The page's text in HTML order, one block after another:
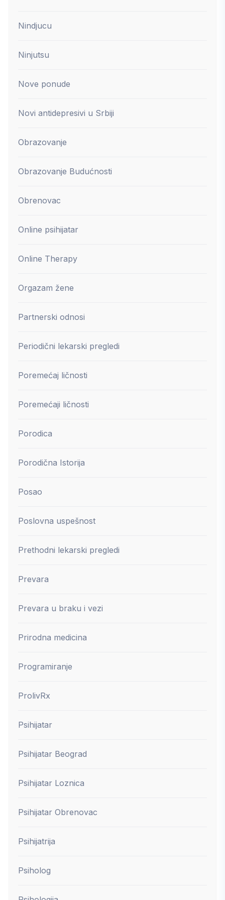
Nindjucu
Ninjutsu
Nove ponude
Novi antidepresivi u Srbiji
Obrazovanje
Obrazovanje Budućnosti
Obrenovac
Online psihijatar
Online Therapy
Orgazam žene
Partnerski odnosi
Periodični lekarski pregledi
Poremećaj ličnosti
Poremećaji ličnosti
Porodica
Porodična Istorija
Posao
Poslovna uspešnost
Prethodni lekarski pregledi
Prevara
Prevara u braku i vezi
Prirodna medicina
Programiranje
ProlivRx
Psihijatar
Psihijatar Beograd
Psihijatar Loznica
Psihijatar Obrenovac
Psihijatrija
Psiholog